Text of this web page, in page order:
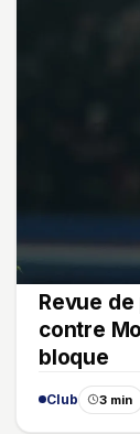
Revue
contre
bloque
Club 3 min